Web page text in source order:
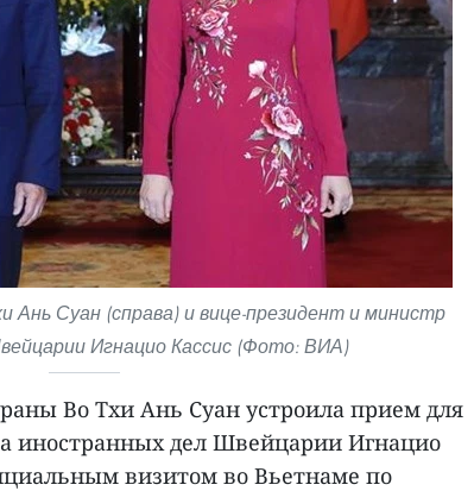
Ань Суан (справа) и вице-президент и министр
Игнацио Кассис (Фото: ВИА)
Во Тхи Ань Суан устроила прием для
иностранных дел Швейцарии Игнацио
визитом во Вьетнаме по